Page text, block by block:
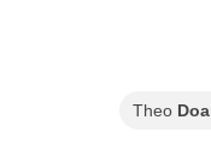
Theo